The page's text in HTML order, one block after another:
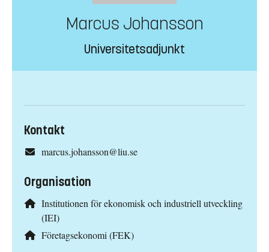
Marcus Johansson
Universitetsadjunkt
Kontakt
marcus.johansson@liu.se
Organisation
Institutionen för ekonomisk och industriell utveckling
(IEI)
Företagsekonomi (FEK)